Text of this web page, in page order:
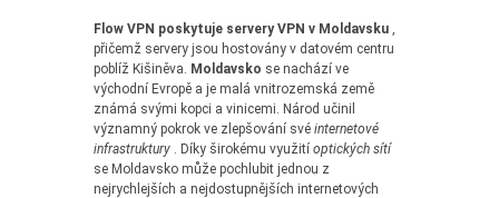
Flow VPN poskytuje servery VPN v Moldavsku ,
přičemž servery jsou hostovány v datovém centru
poblíž Kišiněva. Moldavsko se nachází ve
východní Evropě a je malá vnitrozemská země
známá svými kopci a vinicemi. Národ učinil
významný pokrok ve zlepšování své internetové
infrastruktury . Díky širokému využití optických sítí
se Moldavsko může pochlubit jednou z
nejrychlejších a nejdostupnějších internetových